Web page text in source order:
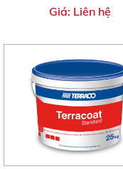
Giá: Liên hệ